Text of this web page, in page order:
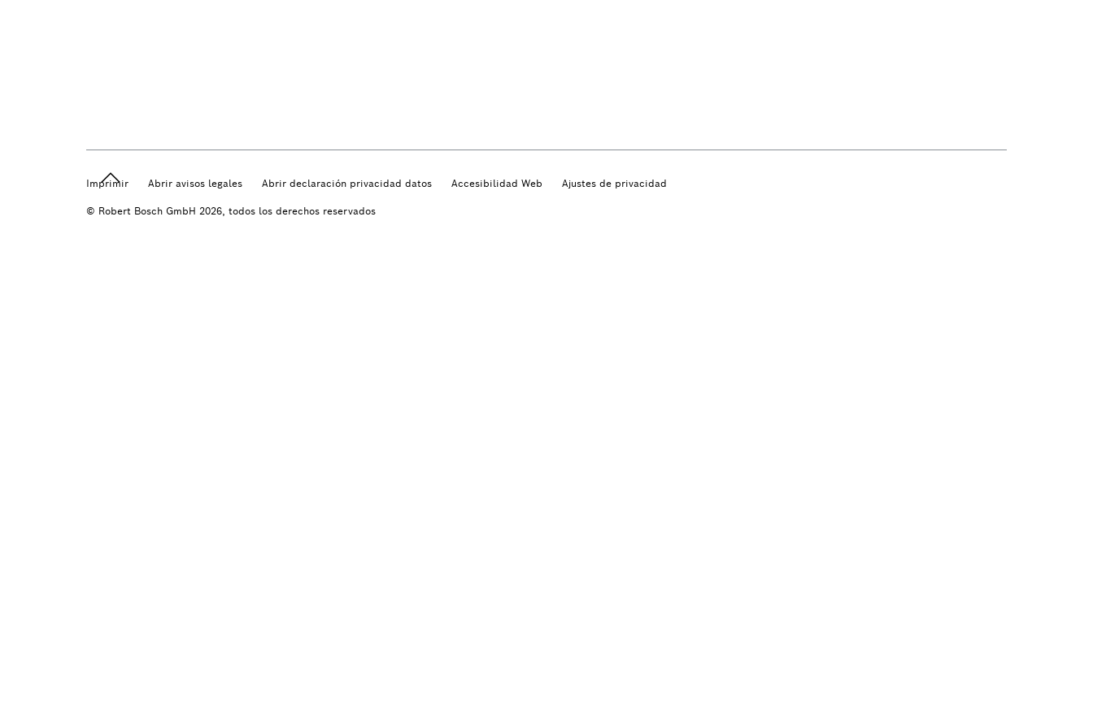
Imprimir Abrir avisos legales Abrir declaración privacidad datos Accesibilidad Web Ajustes de privacidad
© Robert Bosch GmbH 2026, todos los derechos reservados